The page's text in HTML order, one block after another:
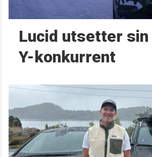
Lucid utsetter sin
Y-konkurrent